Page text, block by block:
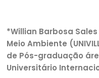
*Willian Barbosa
Meio Ambiente
de Pós-graduação
Universitário